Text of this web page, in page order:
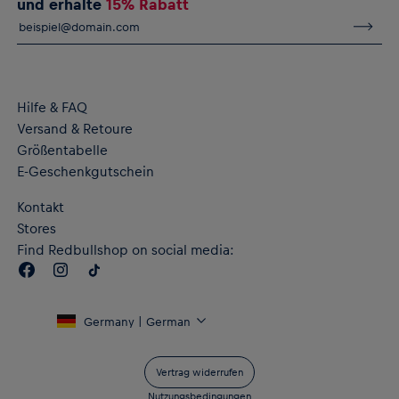
Hilfe & FAQ
Versand & Retoure
Größentabelle
E-Geschenkgutschein
Kontakt
Stores
Find Redbullshop on social media:
Germany | German
Vertrag widerrufen
Nutzungsbedingungen